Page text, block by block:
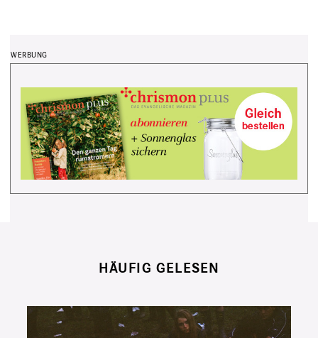
HÄUFIG GELESEN